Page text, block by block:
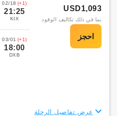
02/18 (+1)
21:25
KIX
03/01 (+1)
18:00
DXB
USD1,093
بما في ذلك تكاليف الوقود
عرض تفاصيل الرحلة